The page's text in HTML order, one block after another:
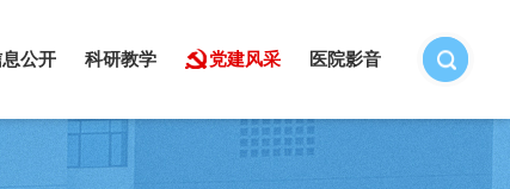
公开 科研教学 党建风采 医院影音